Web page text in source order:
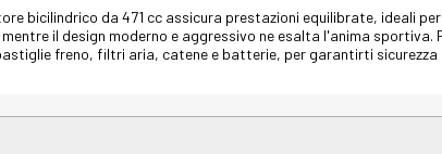
bicilindrico da 471 cc assicura prestazioni equilibrate, ideali
il design moderno e aggressivo ne esalta l'anima sportiva.
freno, filtri aria, catene e batterie, per garantirti